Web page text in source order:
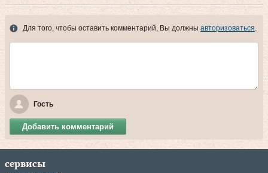
Для того, чтобы оставить комментарий, Вы должны авторизоваться.
Гость
Добавить комментарий
сервисы